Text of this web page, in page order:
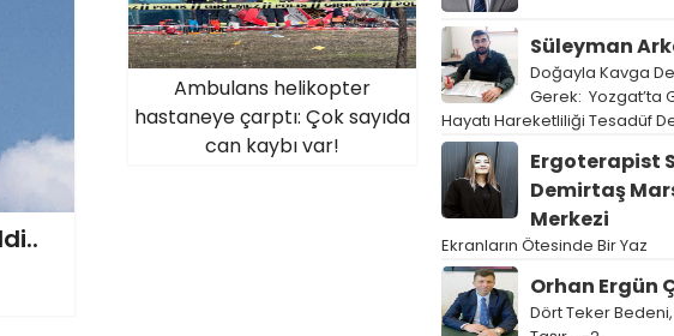
Ambulans helikopter
hastaneye çarptı: Çok sayıda
can kaybı var!
Süleyman
Doğayla Kavga
Gerek: Yozgat’ta
Hayatı Hareketliliği Tesadüf
Ergoterapist
Demirtaş
Merkezi
Ekranların Ötesinde Bir Yaz
Orhan Ergün
Dört Teker